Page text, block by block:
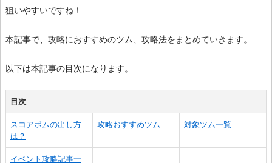
狙いやすいですね！
本記事で、攻略におすすめのツム、攻略法をまとめていきます。
以下は本記事の目次になります。
目次
スコアボムの出し方
は？
攻略おすすめツム 対象ツム一覧
イベント攻略記事一